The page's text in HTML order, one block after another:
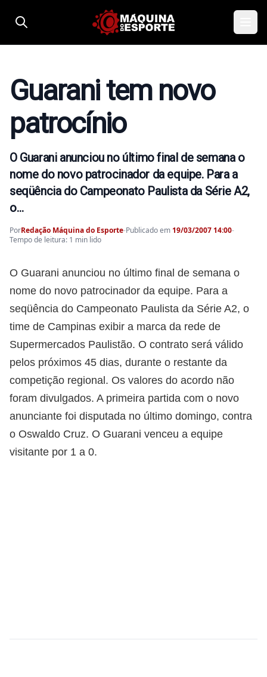
Guarani tem novo
patrocínio
O Guarani anunciou no último final de semana o
nome do novo patrocinador da equipe. Para a
seqüência do Campeonato Paulista da Série A2,
o…
PorRedação Máquina do Esporte-Publicado em 19/03/2007 14:00-
Tempo de leitura: 1 min lido
O Guarani anunciou no último final de semana o
nome do novo patrocinador da equipe. Para a
seqüência do Campeonato Paulista da Série A2, o
time de Campinas exibir a marca da rede de
Supermercados Paulistão. O contrato será válido
pelos próximos 45 dias, durante o restante da
competição regional. Os valores do acordo não
foram divulgados. A primeira partida com o novo
anunciante foi disputada no último domingo, contra
o Oswaldo Cruz. O Guarani venceu a equipe
visitante por 1 a 0.